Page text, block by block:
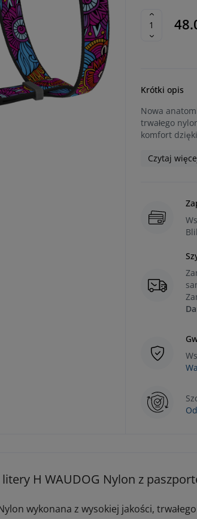
Krótki opis
Nowa
trwałego
komfort
Czytaj
H WAUDOG Nylon z
wykonana z wysokiej jakości,